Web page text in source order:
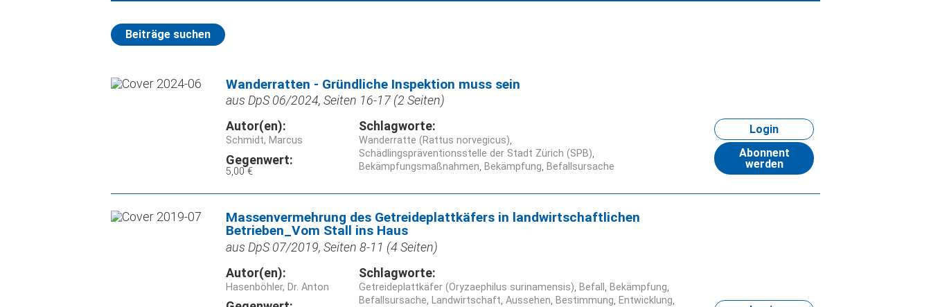
Beiträge suchen
Wanderratten - Gründliche Inspektion muss sein
aus DpS 06/2024, Seiten 16-17 (2 Seiten)
Autor(en):
Schmidt, Marcus
Gegenwert:
5,00 €
Schlagworte:
Wanderratte (Rattus norvegicus)
Schädlingspräventionsstelle der Stadt Zürich (SPB)
Bekämpfungsmaßnahmen Bekämpfung Befallsursache
Login
Abonnent
werden
Massenvermehrung des Getreideplattkäfers in landwirtschaftlichen
Betrieben_Vom Stall ins Haus
aus DpS 07/2019, Seiten 8-11 (4 Seiten)
Autor(en):
Hasenböhler, Dr. Anton
Schlagworte:
Getreideplattkäfer (Oryzaephilus surinamensis) Befall
Bekämpfung
Befallsursache Landwirtschaft Aussehen Bestimmung Entwicklung